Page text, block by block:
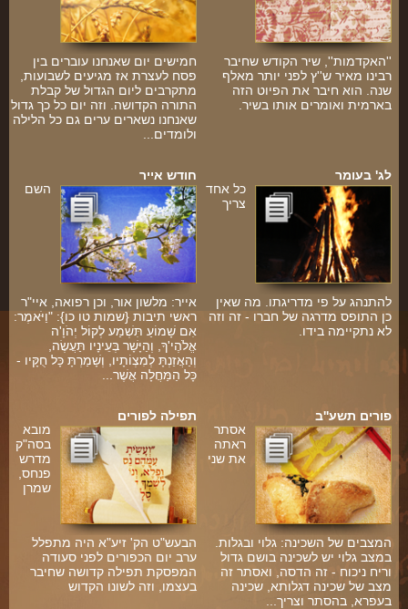
חמישים יום שאנחנו עוברים בין
פסח לעצרת אז מגיעים לשבועות,
מתקרבים ליום הגדול של קבלת
התורה הקדושה. וזה יום כל כך גדול
שאנחנו נשארים ערים גם כל הלילה
ולומדים...
''האקדמות'', שיר הקודש שחיבר
רבינו מאיר ש''ץ לפני יותר מאלף
שנה. הוא חיבר את הפיוט הזה
בארמית ואומרים אותו בשיר.
חודש אייר
השם
אייר: מלשון אור, וכן רפואה, איי"ר
ראשי תיבות {שמות טו כו}: "וַיֹּאמֶר:
אִם שָׁמוֹעַ תִּשְׁמַע לְקוֹל יְהֹוָ'ה
אֱלֹהֶי'ךָ, וְהַיָּשָׁר בְּעֵינָיו תַּעֲשֶׂה,
וְהַאֲזַנְתָּ לְמִצְוֹתָיו, וְשָׁמַרְתָּ כָּל חֻקָּיו -
כָּל הַמַּחֲלָה אֲשֶׁר...
לג' בעומר
כל אחד
צריך
להתנהג על פי מדריגתו. מה שאין
כן התופס מדרגה של חברו - זה וזה
לא נתקיימה בידו.
תפילה לפורים
מובא
בסה"ק
מדרש
פנחס,
שמרן
הבעש"ט הק' זיע"א היה מתפלל
ערב יום הכפורים לפני סעודה
המפסקת תפילה קדושה שחיבר
בעצמו, וזה לשונו הקדוש
פורים תשע''ב
אסתר
ראתה
את שני
המצבים של השכינה: גלוי ובגלות.
במצב גלוי יש לשכינה בושם גדול
וריח ניכוח - זה הדסה, ואסתר זה
מצב של שכינה דגלותא, שכינה
בעפרא, בהסתר וצריך...